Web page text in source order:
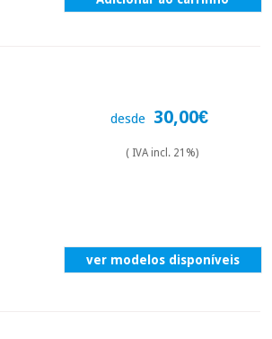
desde 30,00€
( IVA incl. 21%)
ver modelos disponíveis